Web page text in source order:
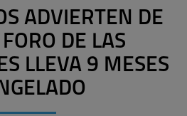
ADVIERTEN DE
DE LAS
LLEVA 9 MESES